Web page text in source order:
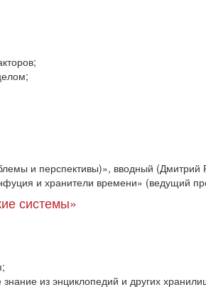
и перспективы)», вводный (Дмитрий
и хранители времени» (ведущий
системы»
знание из энциклопедий и других